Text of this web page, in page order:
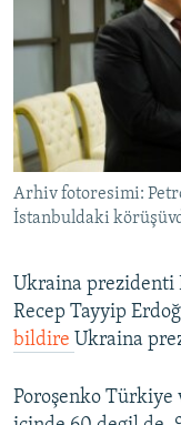
BLOGLAR
Русский
Українською
RFE/RS bütün
Arhiv fotoresimi:
İstanbuldaki
Ukraina prezidenti
Recep Tayyip
bildire Ukraina
Poroşenko Türkiye